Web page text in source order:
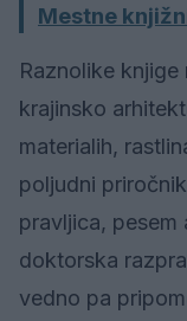
Mestne
Raznolike
krajinsko
materialih,
poljudni
pravljica, pesem
doktorska
vedno pa